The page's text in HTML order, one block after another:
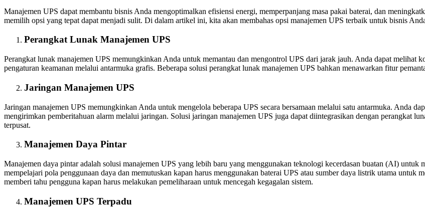
Manajemen UPS dapat membantu bisnis Anda mengoptimalkan efisiensi energi, memperpanjang masa pakai baterai, dan
memilih opsi yang tepat dapat menjadi sulit. Di dalam artikel ini, kita akan membahas opsi manajemen UPS terbaik untuk bisnis
Perangkat Lunak Manajemen UPS
Perangkat lunak manajemen UPS memungkinkan Anda untuk memantau dan mengontrol UPS dari jarak jauh. Anda dapat melihat
pengaturan keamanan melalui antarmuka grafis. Beberapa solusi perangkat lunak manajemen UPS bahkan menawarkan fitur
Jaringan Manajemen UPS
Jaringan manajemen UPS memungkinkan Anda untuk mengelola beberapa UPS secara bersamaan melalui satu antarmuka. Anda
mengirimkan pemberitahuan alarm melalui jaringan. Solusi jaringan manajemen UPS juga dapat diintegrasikan dengan perangkat
terpusat.
Manajemen Daya Pintar
Manajemen daya pintar adalah solusi manajemen UPS yang lebih baru yang menggunakan teknologi kecerdasan buatan (AI) untuk
mempelajari pola penggunaan daya dan memutuskan kapan harus menggunakan baterai UPS atau sumber daya listrik utama untuk
memberi tahu pengguna kapan harus melakukan pemeliharaan untuk mencegah kegagalan sistem.
Manajemen UPS Terpadu